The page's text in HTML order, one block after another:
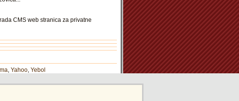
CMS web stranica za privatne
, Yahoo, Yebol